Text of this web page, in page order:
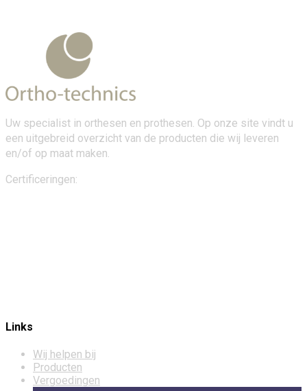
Uw specialist in orthesen en prothesen. Op onze site vindt u
een uitgebreid overzicht van de producten die wij leveren
en/of op maat maken.
Certificeringen:
Links
Wij helpen bij
Producten
Vergoedingen